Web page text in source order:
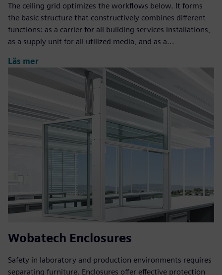
The ceiling grid optimizes the workflows below. It forms
the basic structure that constructively combines different
functions: as a carrier for all building services installations,
as a supply unit for all utilized media, and as a...
Läs mer
Wobatech Enclosures
Safety in laboratory and production environments requires
separating furniture. Enclosures offer effective protection